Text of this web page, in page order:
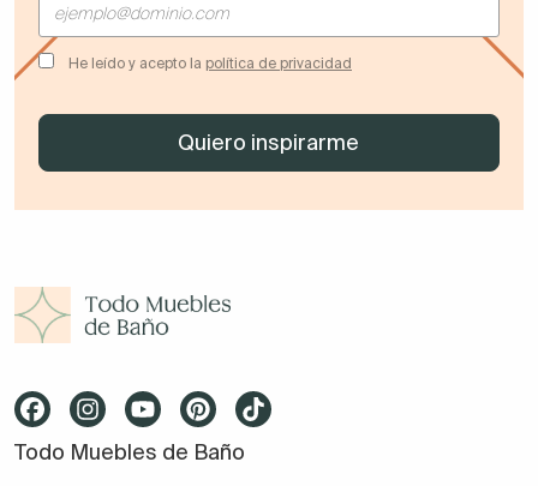
He leído y acepto la política de privacidad
Todo Muebles de Baño